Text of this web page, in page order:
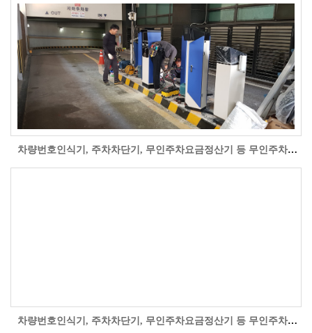
차량번호인식기, 주차차단기, 무인주차요금정산기 등 무인주차관제시스템을 충남 천안시 신부동 삼부르네상스 오피스텔 지하주차장 입구 현장에 설치 시공..
차량번호인식기, 주차차단기, 무인주차요금정산기 등 무인주차관제시스템을 서울시 동대문구 장안동 JK빌딩 야외유료주차장에 설치 시공한 자료사진입니다..